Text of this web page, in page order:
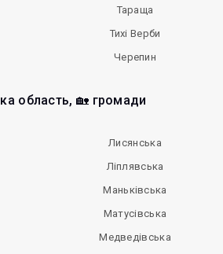
Тараща
Тихі Верби
Черепин
область, 🏡 громади
Лисянська
Ліплявська
Маньківська
Матусівська
Медведівська